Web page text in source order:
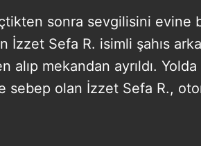
sonra sevgilisini evine
İzzet Sefa R. isimli şahıs
alıp mekandan ayrıldı. Yolda
sebep olan İzzet Sefa R.,